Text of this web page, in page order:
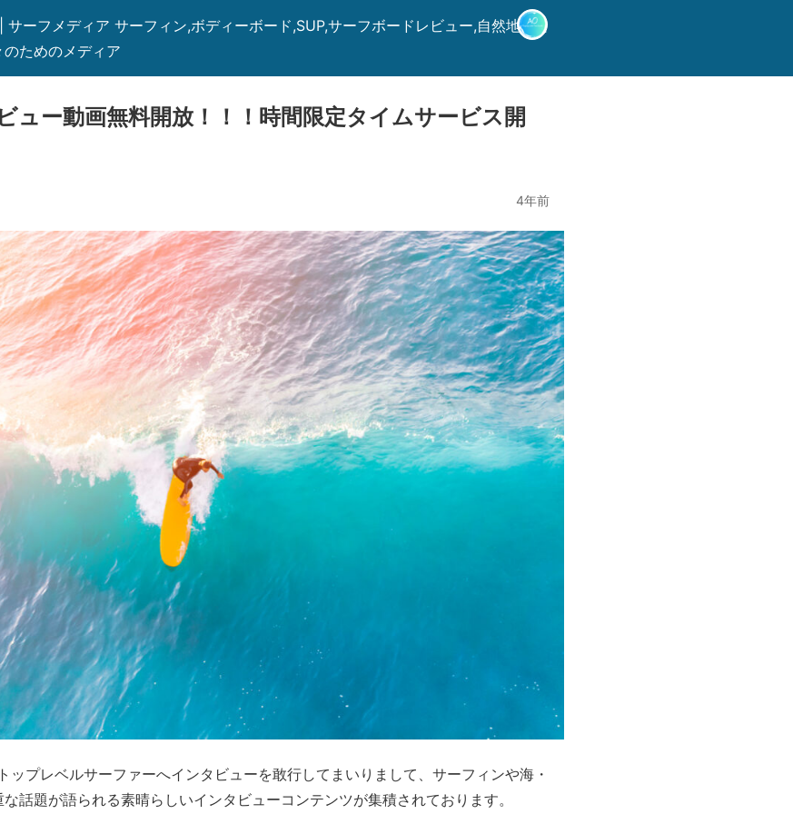
ーフメディア サーフィン,ボディーボード,SUP,サーフボードレビュー,自然地球と
ためのメディア
ュー動画無料開放！！！時間限定タイムサービス開
4年前
ップレベルサーファーへインタビューを敢行してまいりまして、サーフィンや海・
話題が語られる素晴らしいインタビューコンテンツが集積されております。